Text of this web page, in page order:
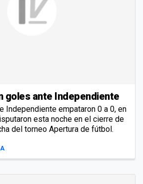
goles ante Independiente
Independiente empataron 0 a 0, en
esta noche en el cierre de
del torneo Apertura de fútbol.